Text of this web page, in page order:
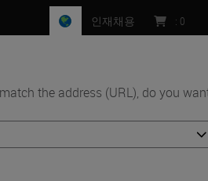
the address (URL), do you
인재채용 : 0
MENU
Linda A. Callahan